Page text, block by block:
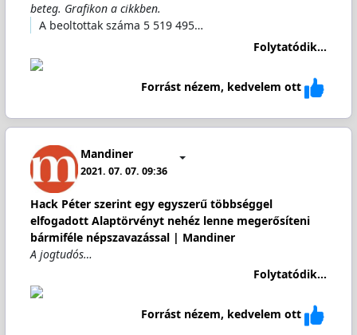
beteg. Grafikon a cikkben.
A beoltottak száma 5 519 495…
Folytatódik...
Forrást nézem, kedvelem ott
Mandiner
2021. 07. 07. 09:36
Hack Péter szerint egy egyszerű többséggel
elfogadott Alaptörvényt nehéz lenne megerősíteni
bármiféle népszavazással | Mandiner
A jogtudós…
Folytatódik...
Forrást nézem, kedvelem ott